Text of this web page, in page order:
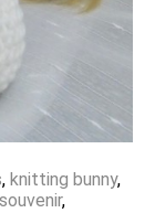
, knitting bunny,
souvenir,